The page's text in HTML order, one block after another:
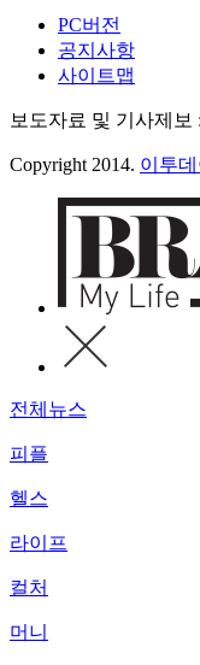
PC버전
공지사항
사이트맵
보도자료 및 기사제보
Copyright 2014. 이투데
전체뉴스
피플
헬스
라이프
컬처
머니